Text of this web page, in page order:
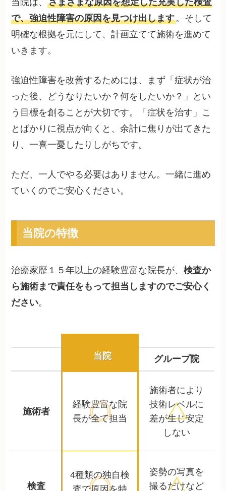
で、強迫性障害の原因を見つけ出します。そして
明確な根拠を元にして、計画立てて施術を進めて
いきます。
強迫性障害を改善するためには、まず「症状が治
った後、どうなりたいか？何をしたいか？」とい
う目標を創ることが大切です。「症状を治す」こ
とばかりに視点が向くと、余計に焦りが出てきた
り、一喜一憂したりしがちです。
ただ、一人でやる必要はありません。一緒に進め
ていくのでご安心ください。
当院の特徴
治療家歴１５年以上の経験豊富な院長が、検査か
ら施術まで責任をもって担当しますのでご安心く
ださい。
当院 グループ院
施術者
経験豊富な院
長が全て担当
施術者により
技術レベルに
差が生じ安定
しない
検査
4種類の独自検
査で原因を特
姿勢の写真を
撮るだけなど